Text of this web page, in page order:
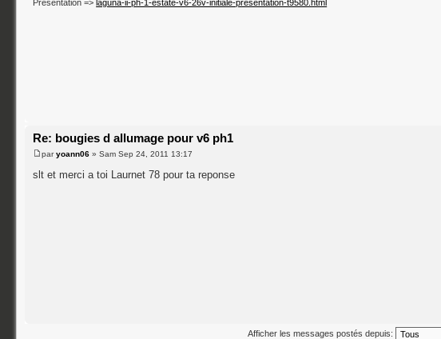
Présentation =>laguna-ii-ph-1-estate-v6-26v-initiale-presentation-t9580.html
Re: bougies d allumage pour v6 ph1
paryoann06 » Sam Sep 24, 2011 13:17
slt et merci a toi Laurnet 78 pour ta reponse
Afficher les messages postés depuis: